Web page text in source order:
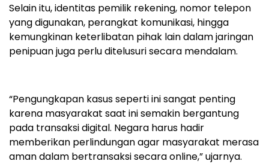
Selain itu, identitas pemilik rekening, nomor telepon
yang digunakan, perangkat komunikasi, hingga
kemungkinan keterlibatan pihak lain dalam jaringan
penipuan juga perlu ditelusuri secara mendalam.
“Pengungkapan kasus seperti ini sangat penting
karena masyarakat saat ini semakin bergantung
pada transaksi digital. Negara harus hadir
memberikan perlindungan agar masyarakat merasa
aman dalam bertransaksi secara online,” ujarnya.